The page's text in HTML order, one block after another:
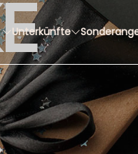
Unterkünfte